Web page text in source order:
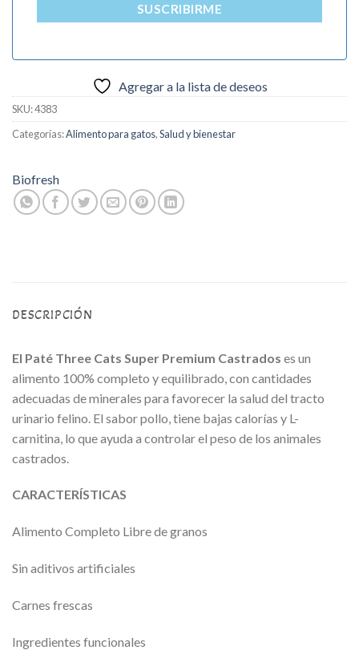
SUSCRIBIRME
Agregar a la lista de deseos
SKU:4383
Categorías:Alimento para gatos,Salud y bienestar
Biofresh
DESCRIPCIÓN
El Paté Three Cats Super Premium Castrados es un
alimento 100% completo y equilibrado, con cantidades
adecuadas de minerales para favorecer la salud del tracto
urinario felino. El sabor pollo, tiene bajas calorías y L-
carnitina, lo que ayuda a controlar el peso de los animales
castrados.
CARACTERÍSTICAS
Alimento Completo Libre de granos
Sin aditivos artificiales
Carnes frescas
Ingredientes funcionales